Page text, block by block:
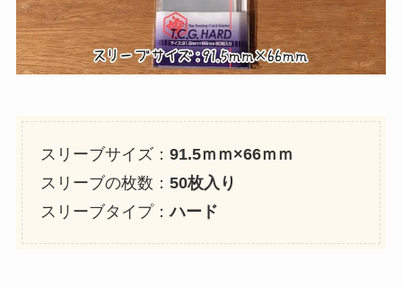
スリーブサイズ： 91.5ｍｍ×66ｍｍ
スリーブの枚数： 50枚入り
スリーブタイプ：ハード